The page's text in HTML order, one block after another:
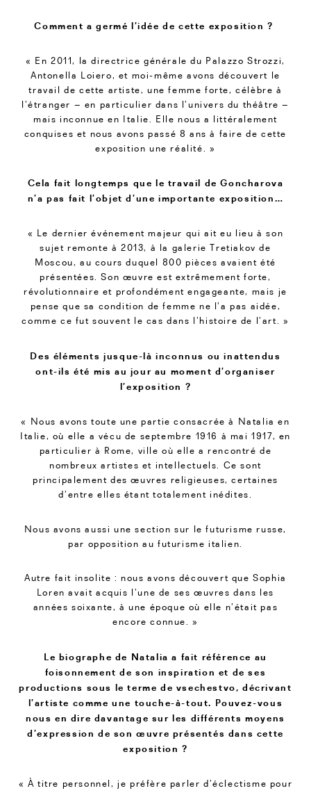
Comment a germé l’idée de cette exposition ?
« En 2011, la directrice générale du Palazzo Strozzi,
Antonella Loiero, et moi-même avons découvert le
travail de cette artiste, une femme forte, célèbre à
l’étranger – en particulier dans l’univers du théâtre –
mais inconnue en Italie. Elle nous a littéralement
conquises et nous avons passé 8 ans à faire de cette
exposition une réalité. »
Cela fait longtemps que le travail de Goncharova
n’a pas fait l’objet d’une importante exposition…
« Le dernier événement majeur qui ait eu lieu à son
sujet remonte à 2013, à la galerie Tretiakov de
Moscou, au cours duquel 800 pièces avaient été
présentées. Son œuvre est extrêmement forte,
révolutionnaire et profondément engageante, mais je
pense que sa condition de femme ne l’a pas aidée,
comme ce fut souvent le cas dans l’histoire de l’art. »
Des éléments jusque-là inconnus ou inattendus
ont-ils été mis au jour au moment d’organiser
l’exposition ?
« Nous avons toute une partie consacrée à Natalia en
Italie, où elle a vécu de septembre 1916 à mai 1917, en
particulier à Rome, ville où elle a rencontré de
nombreux artistes et intellectuels. Ce sont
principalement des œuvres religieuses, certaines
d’entre elles étant totalement inédites.
Nous avons aussi une section sur le futurisme russe,
par opposition au futurisme italien.
Autre fait insolite : nous avons découvert que Sophia
Loren avait acquis l’une de ses œuvres dans les
années soixante, à une époque où elle n’était pas
encore connue. »
Le biographe de Natalia a fait référence au
foisonnement de son inspiration et de ses
productions sous le terme de vsechestvo, décrivant
l’artiste comme une touche-à-tout. Pouvez-vous
nous en dire davantage sur les différents moyens
d’expression de son œuvre présentés dans cette
exposition ?
« À titre personnel, je préfère parler d’éclectisme pour